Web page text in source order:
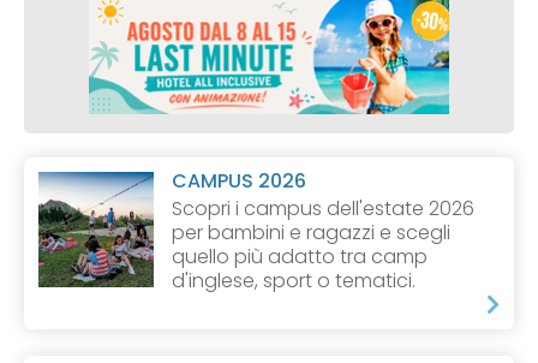
CAMPUS 2026
Scopri i campus dell'estate 2026
per bambini e ragazzi e scegli
quello più adatto tra camp
d'inglese, sport o tematici.